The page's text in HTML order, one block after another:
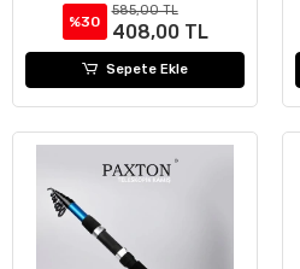
%30
585,00 TL
408,00 TL
Sepete Ekle